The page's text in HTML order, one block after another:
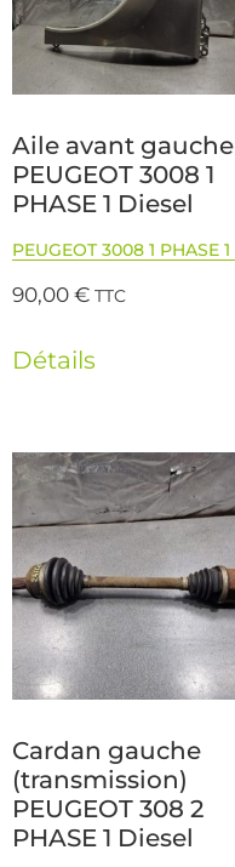
Aile avant gauche
PEUGEOT 3008 1
PHASE 1 Diesel
PEUGEOT 3008 1 PHASE 1
90,00€ TTC
Détails
Cardan gauche
(transmission)
PEUGEOT 308 2
PHASE 1 Diesel